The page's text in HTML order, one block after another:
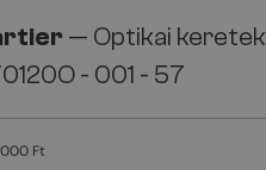
— Optikai keretek
- 001 - 57
Ft